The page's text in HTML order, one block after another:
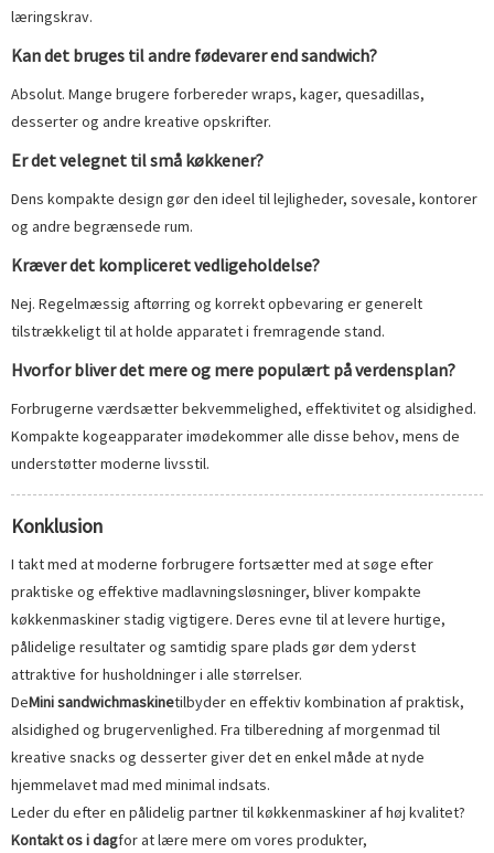
læringskrav.
Kan det bruges til andre fødevarer end sandwich?
Absolut. Mange brugere forbereder wraps, kager, quesadillas,
desserter og andre kreative opskrifter.
Er det velegnet til små køkkener?
Dens kompakte design gør den ideel til lejligheder, sovesale, kontorer
og andre begrænsede rum.
Kræver det kompliceret vedligeholdelse?
Nej. Regelmæssig aftørring og korrekt opbevaring er generelt
tilstrækkeligt til at holde apparatet i fremragende stand.
Hvorfor bliver det mere og mere populært på verdensplan?
Forbrugerne værdsætter bekvemmelighed, effektivitet og alsidighed.
Kompakte kogeapparater imødekommer alle disse behov, mens de
understøtter moderne livsstil.
Konklusion
I takt med at moderne forbrugere fortsætter med at søge efter
praktiske og effektive madlavningsløsninger, bliver kompakte
køkkenmaskiner stadig vigtigere. Deres evne til at levere hurtige,
pålidelige resultater og samtidig spare plads gør dem yderst
attraktive for husholdninger i alle størrelser.
DeMini sandwichmaskinetilbyder en effektiv kombination af praktisk,
alsidighed og brugervenlighed. Fra tilberedning af morgenmad til
kreative snacks og desserter giver det en enkel måde at nyde
hjemmelavet mad med minimal indsats.
Leder du efter en pålidelig partner til køkkenmaskiner af høj kvalitet?
Kontakt os i dagfor at lære mere om vores produkter,